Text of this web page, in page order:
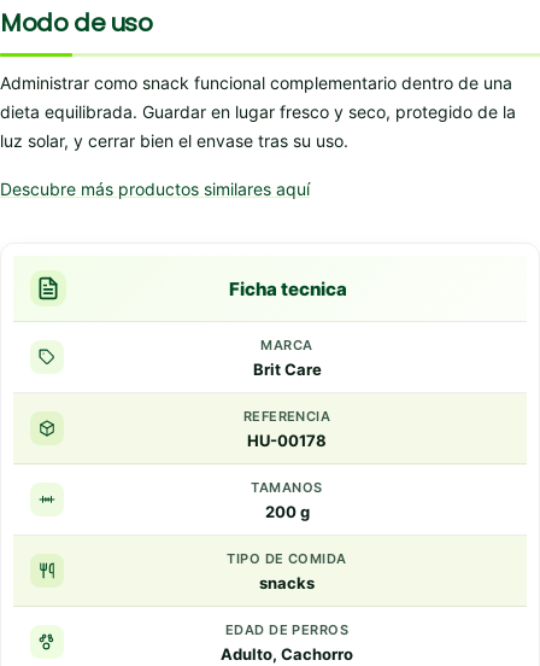
Modo de uso
Administrar como snack funcional complementario dentro de una
dieta equilibrada. Guardar en lugar fresco y seco, protegido de la
luz solar, y cerrar bien el envase tras su uso.
Descubre más productos similares aquí
Ficha tecnica
MARCA
Brit Care
REFERENCIA
HU-00178
TAMANOS
200 g
TIPO DE COMIDA
snacks
EDAD DE PERROS
Adulto, Cachorro